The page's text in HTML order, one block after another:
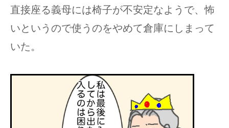
直接座る義母には椅子が不安定なようで、怖
いというので使うのをやめて倉庫にしまって
いた。